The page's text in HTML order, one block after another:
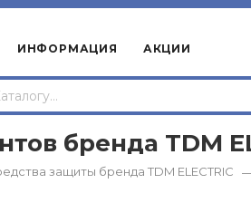
ИНФОРМАЦИЯ АКЦИИ
бренда TDM
защиты бренда TDM ЕLECTRIC